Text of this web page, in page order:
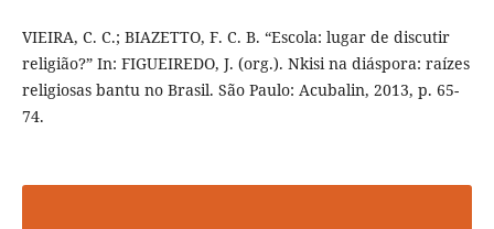
VIEIRA, C. C.; BIAZETTO, F. C. B. “Escola: lugar de discutir
religião?” In: FIGUEIREDO, J. (org.). Nkisi na diáspora: raízes
religiosas bantu no Brasil. São Paulo: Acubalin, 2013, p. 65-
74.